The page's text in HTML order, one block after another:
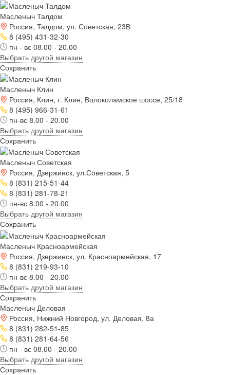
Масленыч Талдом
Россия, Талдом, ул. Советская, 23В
8 (495) 431-32-30
пн - вс 08.00 - 20.00
Выбрать другой магазин
Сохранить
Масленыч Клин
Россия, Клин, г. Клин, Волоколамское шоссе, 25/18
8 (495) 966-31-61
пн-вс 8.00 - 20.00
Выбрать другой магазин
Сохранить
Масленыч Советская
Россия, Дзержинск, ул.Советская, 5
8 (831) 215-51-44
8 (831) 281-78-21
пн-вс 8.00 - 20.00
Выбрать другой магазин
Сохранить
Масленыч Красноармейская
Россия, Дзержинск, ул. Красноармейская, 17
8 (831) 219-93-10
пн-вс 8.00 - 20.00
Выбрать другой магазин
Сохранить
Масленыч Деловая
Россия, Нижний Новгород, ул. Деловая, 8а
8 (831) 282-51-85
8 (831) 281-64-56
пн - вс 08.00 - 20.00
Выбрать другой магазин
Сохранить